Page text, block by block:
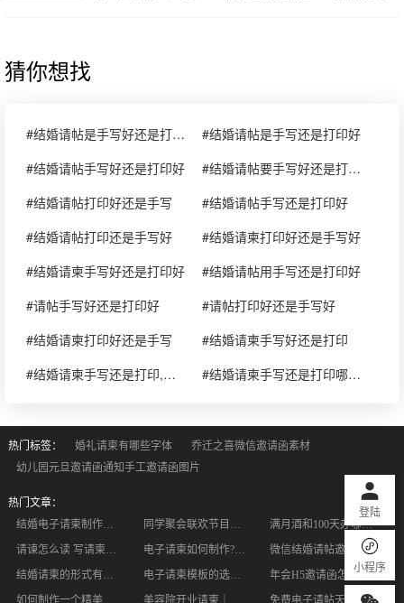
登陆
小程序
猜你想找
#结婚请帖是手写好还是打印好
#结婚请帖是手写还是打印好
#结婚请帖手写好还是打印好
#结婚请帖要手写好还是打印好
#结婚请帖打印好还是手写
#结婚请帖手写还是打印好
#结婚请帖打印还是手写好
#结婚请柬打印好还是手写好
#结婚请柬手写好还是打印好
#结婚请帖用手写还是打印好
#请帖手写好还是打印好
#请帖打印好还是手写好
#结婚请柬打印好还是手写
#结婚请柬手写好还是打印
#结婚请柬手写还是打印,哪个好?
#结婚请柬手写还是打印哪个好
热门标签： 婚礼请柬有哪些字体
乔迁之喜微信邀请函素材
幼儿园元旦邀请函通知手工邀请函图片
热门文章：
结婚电子请柬制作模板是怎样？如何制作结婚电子请柬？
满月酒和100天办哪个好？办满月酒有什么讲究？
电子请柬如何制作?制作电子请柬难不难?
微信结婚请帖邀请函怎么写
结婚请柬的形式有哪些？如何编写请柬内容？
电子请柬模板的选择与制作
年会H5邀请函怎么制作？邀请函有没有背景音乐
如何制作一个精美的生日邀请函
免费电子请帖天花板！开业/乔迁/升学宴，在线5分钟搞定不花一分钱